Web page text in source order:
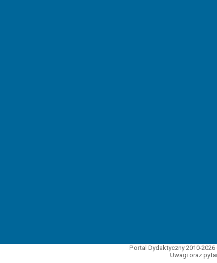
Portal Dydaktyczny 2010-
Uwagi oraz